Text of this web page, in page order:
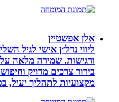
אלן אפשטיין
ליווי נדל״ן אישי לגיל השלישי,
ורגישות. שמירה מלאה על
בירור צרכים מדויק וחיפוש
מקצועיות לתהליך יעיל, בטוח